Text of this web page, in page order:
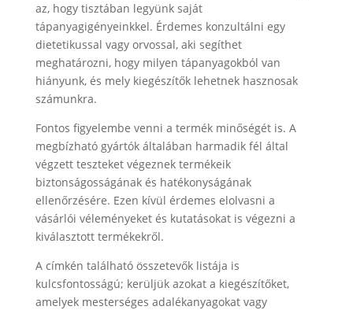
az, hogy tisztában legyünk saját
tápanyagigényeinkkel. Érdemes konzultálni egy
dietetikussal vagy orvossal, aki segíthet
meghatározni, hogy milyen tápanyagokból van
hiányunk, és mely kiegészítők lehetnek hasznosak
számunkra.
Fontos figyelembe venni a termék minőségét is. A
megbízható gyártók általában harmadik fél által
végzett teszteket végeznek termékeik
biztonságosságának és hatékonyságának
ellenőrzésére. Ezen kívül érdemes elolvasni a
vásárlói véleményeket és kutatásokat is végezni a
kiválasztott termékekről.
A címkén található összetevők listája is
kulcsfontosságú; kerüljük azokat a kiegészítőket,
amelyek mesterséges adalékanyagokat vagy